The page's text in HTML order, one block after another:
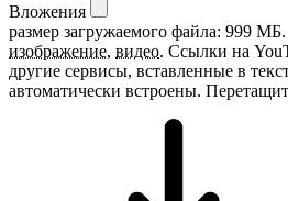
Вложения
размер загружаемого файла: 999 МБ.
изображение, видео. Ссылки на
другие сервисы, вставленные в
автоматически встроены.